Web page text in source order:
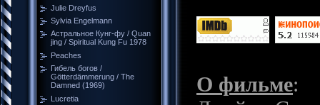
Julie Dreyfus
Sylvia Engelmann
Астральное Кунг-фу / Quan
jing / Spiritual Kung Fu 1978
Peaches
Гибель богов /
Götterdämmerung / The
Damned (1969)
Lucretia
О фильме: